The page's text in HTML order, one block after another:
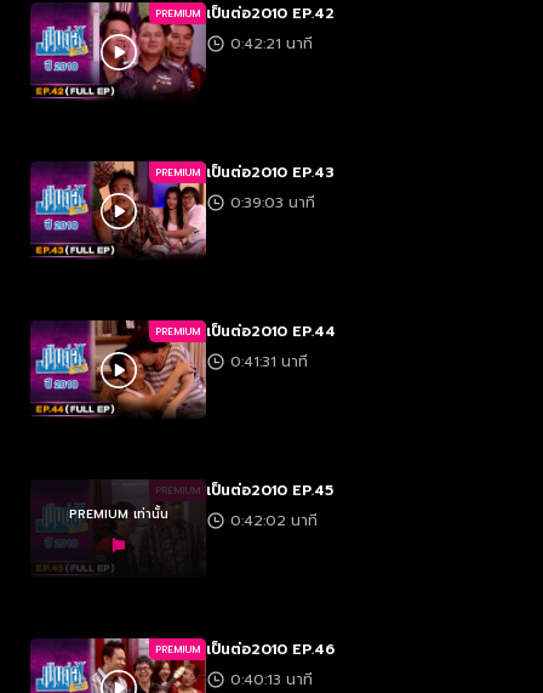
PREMIUM เป็นต่อ2010 EP.42
0:42:21 นาที
PREMIUM เป็นต่อ2010 EP.43
0:39:03 นาที
PREMIUM เป็นต่อ2010 EP.44
0:41:31 นาที
PREMIUM
PREMIUM เท่านั้น
เป็นต่อ2010 EP.45
0:42:02 นาที
PREMIUM เป็นต่อ2010 EP.46
0:40:13 นาที